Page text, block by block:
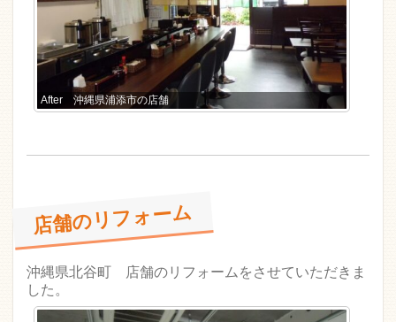
After 沖縄県浦添市の店舗
店舗のリフォーム
沖縄県北谷町 店舗のリフォームをさせていただきま
した。